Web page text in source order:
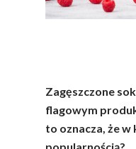
Zagęszczone
flagowym
to oznacza, że w
popularnością?